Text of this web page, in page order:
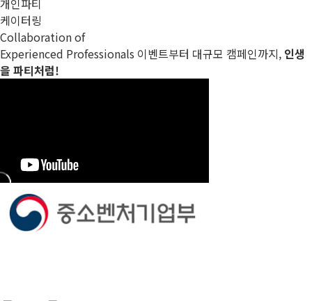
개인파티
케이터링
Collaboration of
Experienced Professionals 이벤트부터 대규모 캠페인까지, 인생
을 파티처럼!